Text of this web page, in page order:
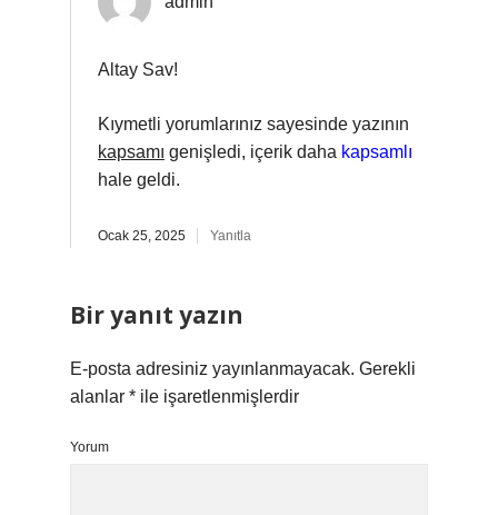
Altay Sav!
Kıymetli yorumlarınız sayesinde yazının
kapsamı genişledi, içerik daha kapsamlı
hale geldi.
Ocak 25, 2025 Yanıtla
Bir yanıt yazın
E-posta adresiniz yayınlanmayacak. Gerekli
alanlar * ile işaretlenmişlerdir
Yorum